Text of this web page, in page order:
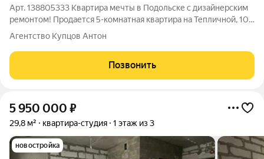
Арт. 138805333 Квартира мечты в Подольске с дизайнерским
ремонтом! Продается 5-комнатная квартира на Тепличной, 10.
Это не просто «квадратные метры», а готовый дом со своей
атмосферой. Мы продумали каждую деталь: от света до
систем хранения. Что
Агентство Купцов Антон
Позвонить
5 950 000 ₽
29,8 м² квартира-студия 1 этаж из 3
новостройка